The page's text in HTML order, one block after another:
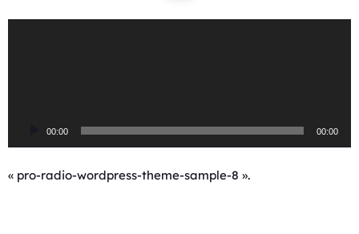
u
00:00 00:00
« pro-radio-wordpress-theme-sample-8 ».